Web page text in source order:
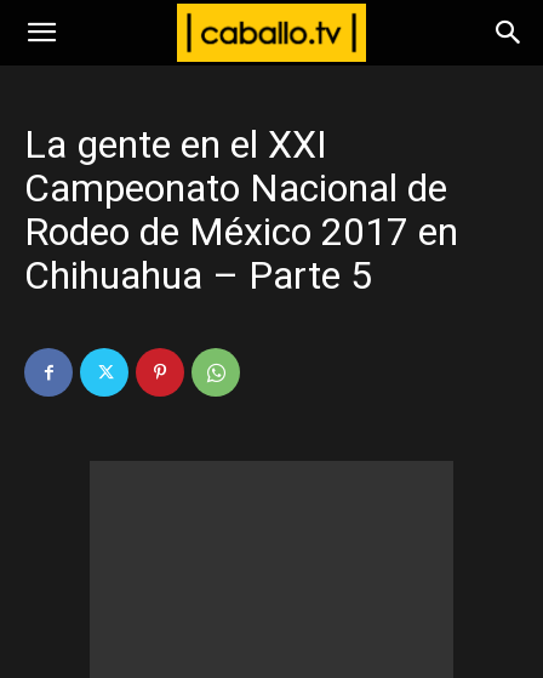
www.caballo.tv
La gente en el XXI
Campeonato Nacional de
Rodeo de México 2017 en
Chihuahua – Parte 5